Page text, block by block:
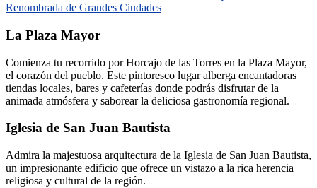
Renombrada de Grandes Ciudades
La Plaza Mayor
Comienza tu recorrido por Horcajo de las Torres en la Plaza Mayor,
el corazón del pueblo. Este pintoresco lugar alberga encantadoras
tiendas locales, bares y cafeterías donde podrás disfrutar de la
animada atmósfera y saborear la deliciosa gastronomía regional.
Iglesia de San Juan Bautista
Admira la majestuosa arquitectura de la Iglesia de San Juan Bautista,
un impresionante edificio que ofrece un vistazo a la rica herencia
religiosa y cultural de la región.